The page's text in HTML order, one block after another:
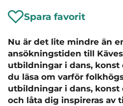
Spara favorit
Nu är det lite mindre än
ansökningstiden till
utbildningar i dans, konst
du läsa om varför
utbildningar i dans,
och låta dig inspireras av